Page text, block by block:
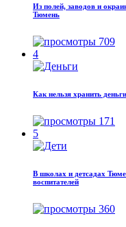
Из полей, заводов и
Тюмень
709
4
Как нельзя хранить
171
5
В школах и детсадах
воспитателей
360